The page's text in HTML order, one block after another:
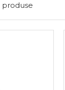
produse